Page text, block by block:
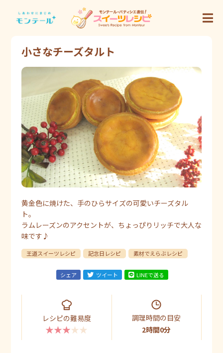
小さなチーズタルト
黄金色に焼けた、手のひらサイズの可愛いチーズタル
ト。
ラムレーズンのアクセントが、ちょっぴりリッチで大人な
味です♪
王道スイーツレシピ 記念日レシピ 素材でえらぶレシピ
シェア ツイート LINEで送る
レシピの難易度
★★★★★
調理時間の目安
2時間0分